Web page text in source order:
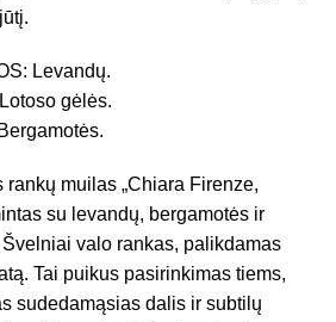
Levandų.
gėlės.
rankų muilas „Chiara Firenze,
su levandų, bergamotės ir
valo rankas, palikdamas
Tai puikus pasirinkimas tiems,
sudedamąsias dalis ir subtilų